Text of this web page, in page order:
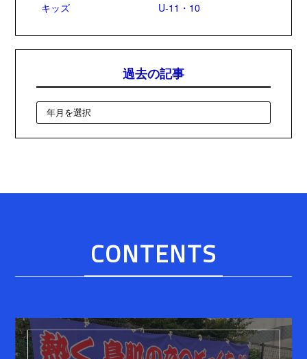
キッズ
U-11・10
過去の記事
CONTENTS